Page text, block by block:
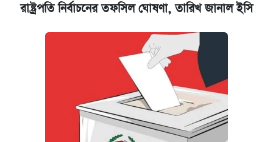
যুক্তরাষ্ট্র থেকে আরও ২৩ বাংলাদেশিকে দেশে
ফেরত পাঠানো হলো
ইপিএস প্রকাশ করেছে ঢাকা ব্যাংক
রাষ্ট্রপতি নির্বাচনের তফসিল ঘোষণা, তারিখ জানাল ইসি